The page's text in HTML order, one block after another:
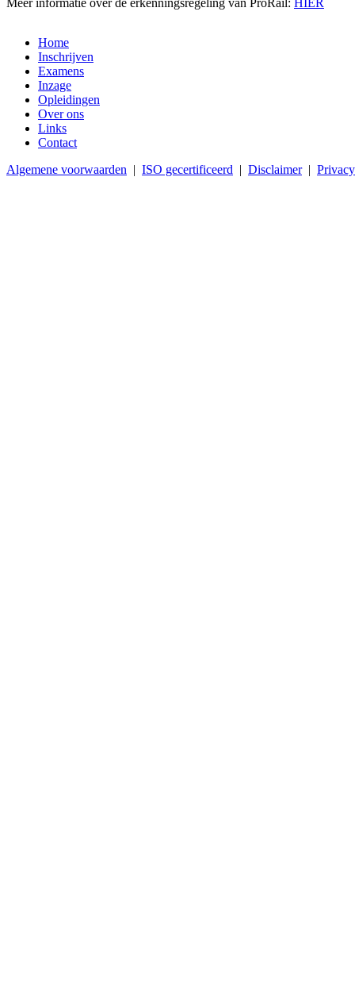
Meer informatie over de erkenningsregeling van ProRail: HIER
Home
Inschrijven
Examens
Inzage
Opleidingen
Over ons
Links
Contact
Algemene voorwaarden | ISO gecertificeerd | Disclaimer|